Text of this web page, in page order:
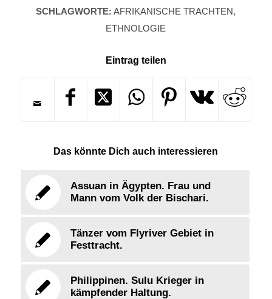
SCHLAGWORTE: AFRIKANISCHE TRACHTEN,
ETHNOLOGIE
Eintrag teilen
Das könnte Dich auch interessieren
Assuan in Ägypten. Frau und
Mann vom Volk der Bischari.
Tänzer vom Flyriver Gebiet in
Festtracht.
Philippinen. Sulu Krieger in
kämpfender Haltung.